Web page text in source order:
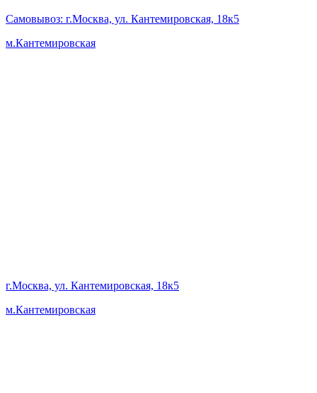
Самовывоз: г.Москва, ул. Кантемировская, 18к5
м.Кантемировская
г.Москва, ул. Кантемировская, 18к5
м.Кантемировская